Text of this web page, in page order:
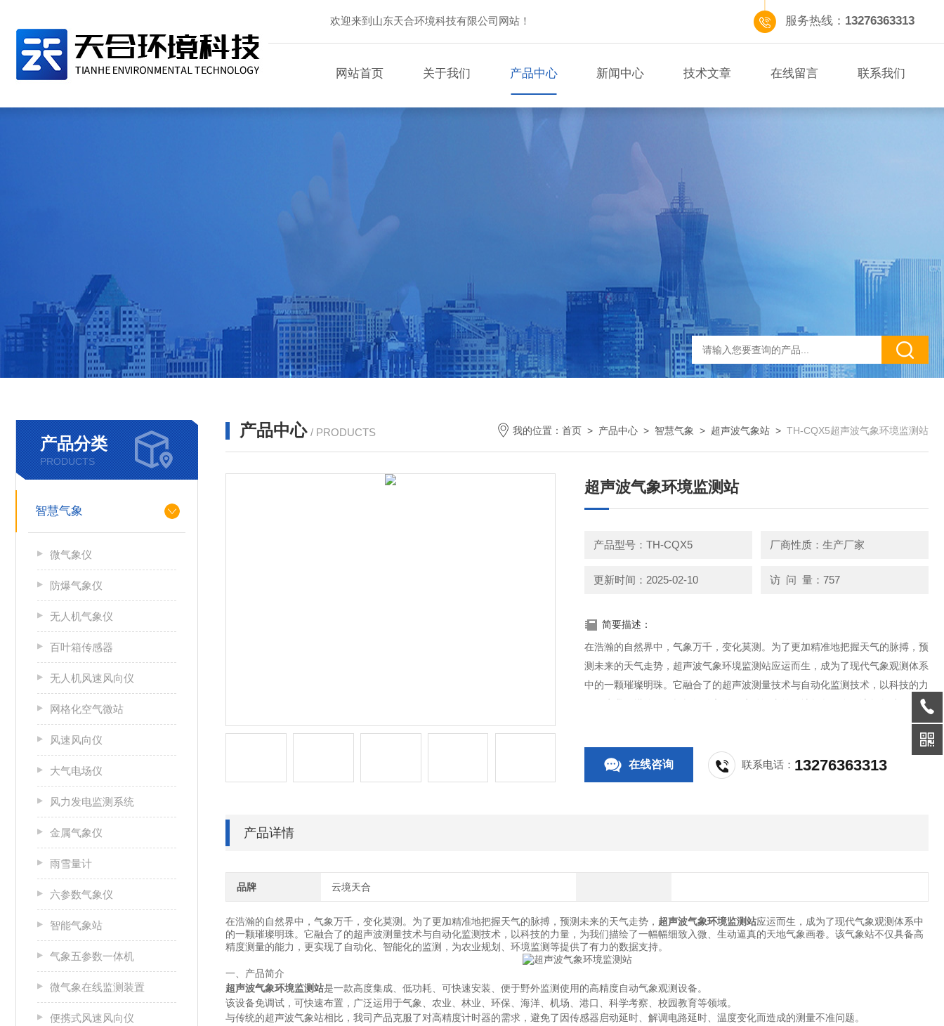
欢迎来到山东天合环境科技有限公司网站！ 服务热线： 13276363313
网站首页 关于我们 产品中心 新闻中心 技术文章 在线留言 联系我们
产品分类
PRODUCTS
智慧气象
微气象仪
防爆气象仪
无人机气象仪
百叶箱传感器
无人机风速风向仪
网格化空气微站
风速风向仪
大气电场仪
风力发电监测系统
金属气象仪
雨雪量计
六参数气象仪
智能气象站
气象五参数一体机
微气象在线监测装置
便携式风速风向仪
产品中心 / PRODUCTS 我的位置： 首页 > 产品中心 > 智慧气象 > 超声波气象站 > TH-CQX5超声波气象环境监测站
超声波气象环境监测站
产品型号：TH-CQX5 厂商性质：生产厂家
更新时间：2025-02-10 访 问 量：757
简要描述：
在浩瀚的自然界中，气象万千，变化莫测。为了更加精准地把握天气的脉搏，预
测未来的天气走势，超声波气象环境监测站应运而生，成为了现代气象观测体系
中的一颗璀璨明珠。它融合了的超声波测量技术与自动化监测技术，以科技的力
量，为我们描绘了一幅幅细致入微、生动逼真的天地气象画卷。该气象站不仅具
备高精度测量的能力，更实现了自动化、智能化的监测，为农业规划、环境监测
在线咨询 联系电话： 13276363313
产品详情
品牌 云境天合
在浩瀚的自然界中，气象万千，变化莫测。为了更加精准地把握天气的脉搏，预测未来的天气走势， 超声波气象环境监测站应运而生，成为了现代气象观测体系中
的一颗璀璨明珠。它融合了的超声波测量技术与自动化监测技术，以科技的力量，为我们描绘了一幅幅细致入微、生动逼真的天地气象画卷。该气象站不仅具备高
精度测量的能力，更实现了自动化、智能化的监测，为农业规划、环境监测等提供了有力的数据支持。
一、产品简介
超声波气象环境监测站是一款高度集成、低功耗、可快速安装、便于野外监测使用的高精度自动气象观测设备。
该设备免调试，可快速布置，广泛运用于气象、农业、林业、环保、海洋、机场、港口、科学考察、校园教育等领域。
与传统的超声波气象站相比，我司产品克服了对高精度计时器的需求，避免了因传感器启动延时、解调电路延时、温度变化而造成的测量不准问题。